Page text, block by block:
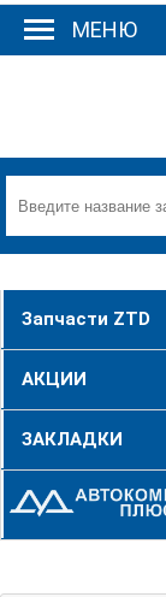
МЕНЮ
Запчасти ZTD
АКЦИИ
ЗАКЛАДКИ